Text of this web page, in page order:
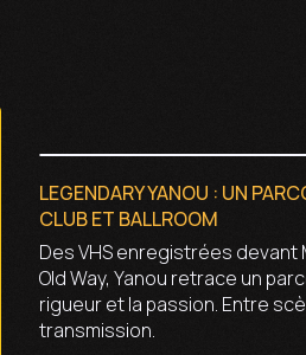
LEGENDARY YANOU : UN
CLUB ET BALLROOM
Des VHS enregistrées devant
Old Way, Yanou retrace un
rigueur et la passion. Entre
transmission.